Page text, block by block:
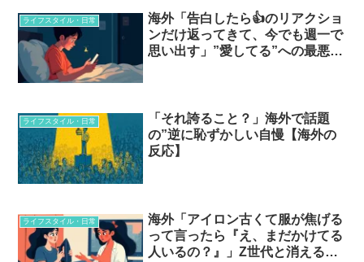
ライフスタイル・日常
海外「告白したら👍のリアクショ
ンだけ返ってきて、今でも週一で
思い出す」”愛してる”への最悪の
ライフスタイル・日常
「それ誇ること？」海外で話題
の”逆に恥ずかしい自慢【海外の
反応】
ライフスタイル・日常
海外「アイロン古くて服が焦げる
って言ったら『え、まだかけてる
人いるの？』」Z世代と消える習